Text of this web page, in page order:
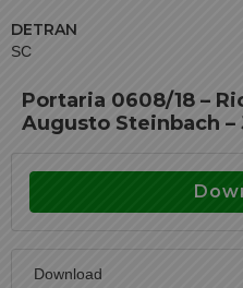
DETRAN
SC
Portaria 0608/18 –
Augusto Steinbach –
Download